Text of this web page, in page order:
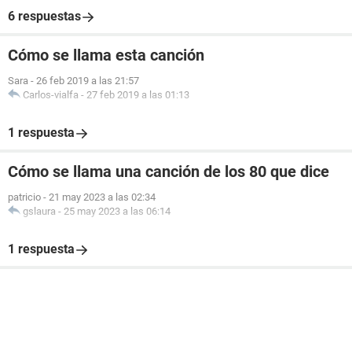
6 respuestas
Cómo se llama esta canción
Sara - 26 feb 2019 a las 21:57
Carlos-vialfa - 27 feb 2019 a las 01:13
1 respuesta
Cómo se llama una canción de los 80 que dice
patricio - 21 may 2023 a las 02:34
gslaura - 25 may 2023 a las 06:14
1 respuesta